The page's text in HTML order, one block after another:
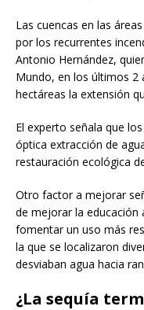
Las cuencas en las
por los recurrentes
Antonio Hernández,
Mundo, en los últimos 2
hectáreas la extensión
El experto señala que
óptica extracción de
restauración ecológica
Otro factor a mejorar
de mejorar la educación
fomentar un uso más
la que se localizaron
desviaban agua hacia
¿La sequía